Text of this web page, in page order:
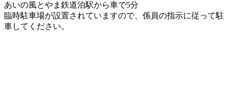
あいの風とやま鉄道泊駅から車で5分
臨時駐車場が設置されていますので、係員の指示に従って駐
車してください。